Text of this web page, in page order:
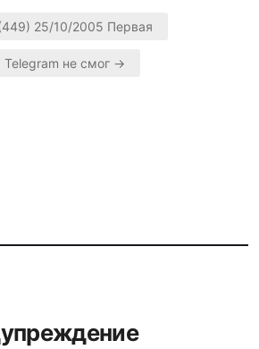
25/10/2005 Первая
Telegram не смог →